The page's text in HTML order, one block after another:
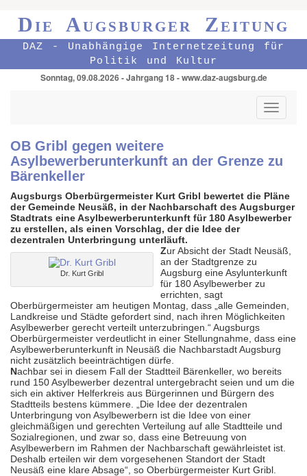
Die Augsburger Zeitung
DAZ - Unabhängige Internetzeitung für
Politik und Kultur
Sonntag, 09.08.2026 - Jahrgang 18 - www.daz-augsburg.de
Toggle
OB Gribl gegen weitere
Asylbewerberunterkunft an der Grenze zu
Bärenkeller
Augsburgs Oberbürgermeister Kurt Gribl bewertet die Pläne
der Gemeinde Neusäß, in der Nachbarschaft des Augsburger
Stadtrats eine Asylbewerberunterkunft für 180 Asylbewerber
zu erstellen, als einen Vorschlag, der die Idee der
dezentralen Unterbringung unterläuft.
Dr. Kurt Gribl
Zur Absicht der Stadt Neusäß,
an der Stadtgrenze zu
Augsburg eine Asylunterkunft
für 180 Asylbewerber zu
errichten, sagt
Oberbürgermeister am heutigen Montag, dass „alle Gemeinden,
Landkreise und Städte gefordert sind, nach ihren Möglichkeiten
Asylbewerber gerecht verteilt unterzubringen.“ Augsburgs
Oberbürgermeister verdeutlicht in einer Stellungnahme, dass eine
Asylbewerberunterkunft in Neusäß die Nachbarstadt Augsburg
nicht zusätzlich beeinträchtigen dürfe.
Nachbar sei in diesem Fall der Stadtteil Bärenkeller, wo bereits
rund 150 Asylbewerber dezentral untergebracht seien und um die
sich ein aktiver Helferkreis aus Bürgerinnen und Bürgern des
Stadtteils bestens kümmere. „Die Idee der dezentralen
Unterbringung von Asylbewerbern ist die Idee von einer
gleichmäßigen und gerechten Verteilung auf alle Stadtteile und
Sozialregionen, und zwar so, dass eine Betreuung von
Asylbewerbern im Rahmen der Nachbarschaft gewährleistet ist.
Deshalb erteilen wir dem vorgesehenen Standort der Stadt
Neusäß eine klare Absage“, so Oberbürgermeister Kurt Gribl.